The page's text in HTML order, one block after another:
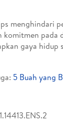
menghindari
komitmen pada
gaya
5 Buah yang